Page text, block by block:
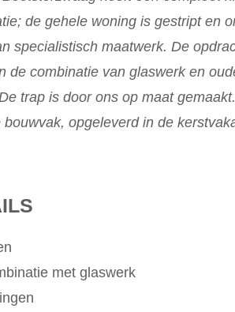
de gehele woning is gestript en
specialistisch maatwerk. De
de combinatie van glaswerk en
trap is door ons op maat
opgeleverd in de
met glaswerk